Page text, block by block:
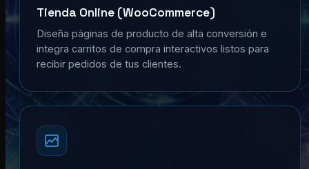
Tienda Online (WooCommerce)
Diseña páginas de producto de alta conversión e
integra carritos de compra interactivos listos para
recibir pedidos de tus clientes.